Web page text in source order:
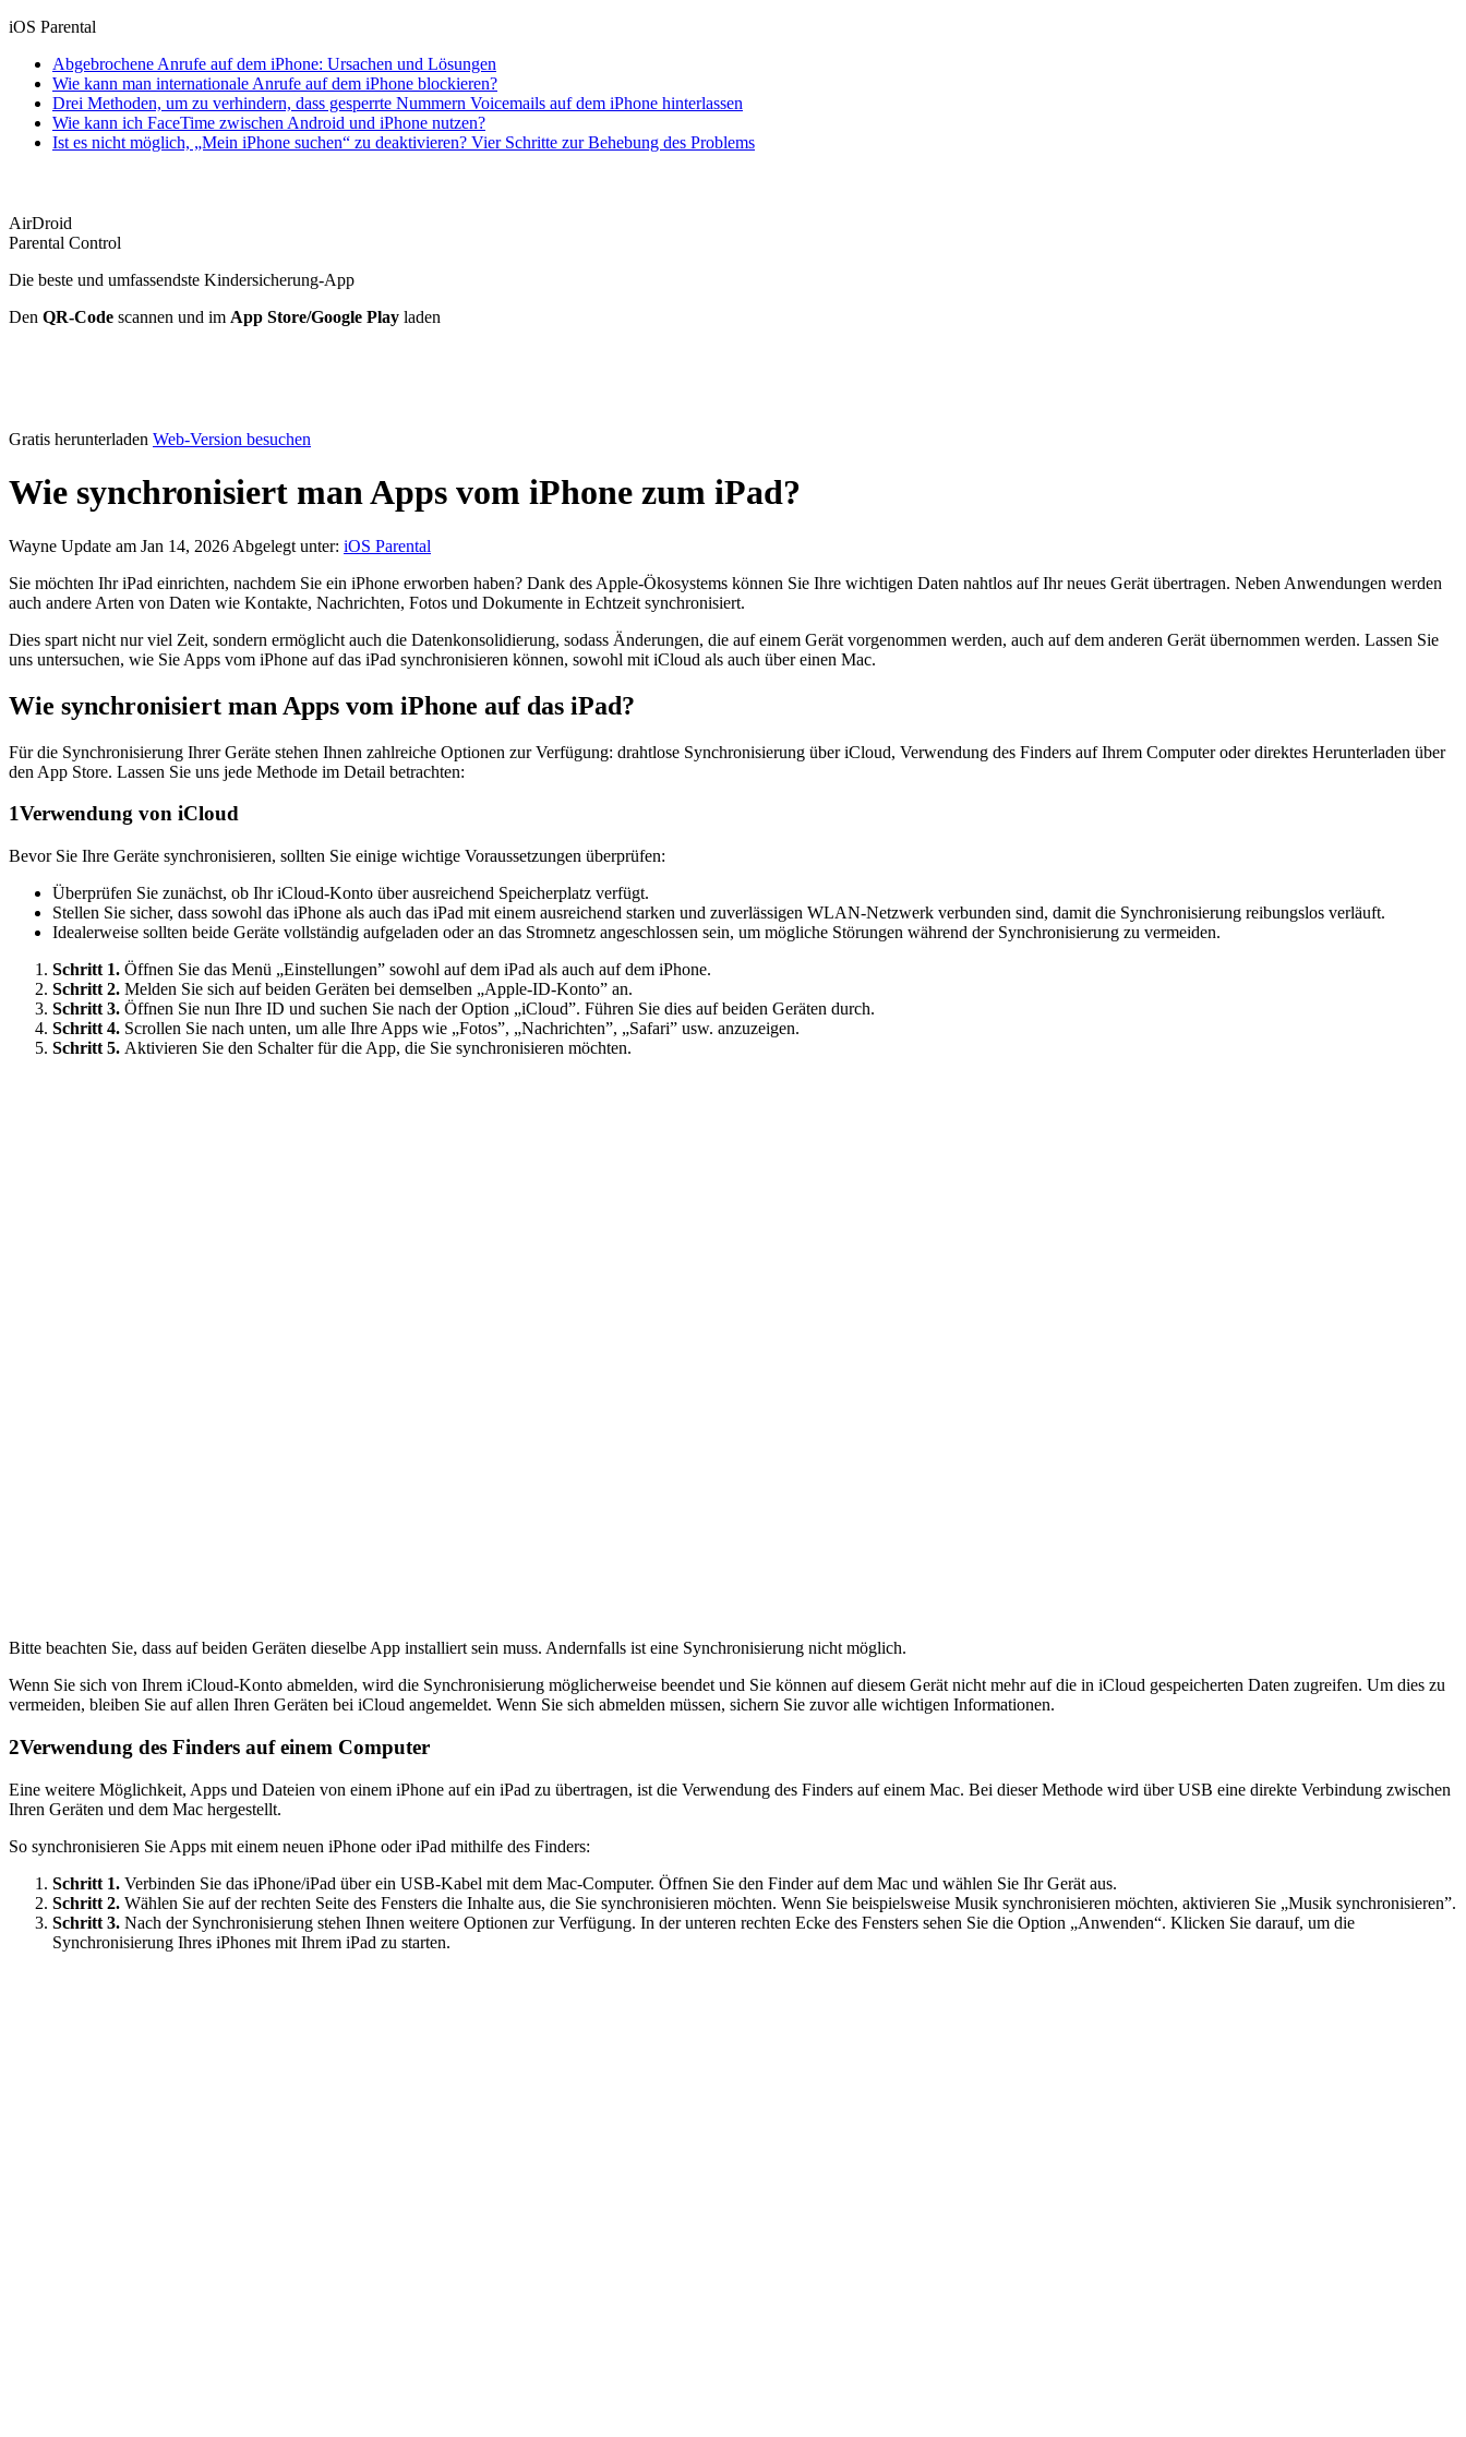
iOS Parental
Abgebrochene Anrufe auf dem iPhone: Ursachen und Lösungen
Wie kann man internationale Anrufe auf dem iPhone blockieren?
Drei Methoden, um zu verhindern, dass gesperrte Nummern Voicemails auf dem iPhone hinterlassen
Wie kann ich FaceTime zwischen Android und iPhone nutzen?
Ist es nicht möglich, „Mein iPhone suchen“ zu deaktivieren? Vier Schritte zur Behebung des Problems
AirDroid
Parental Control
Die beste und umfassendste Kindersicherung-App
Den QR-Code scannen und im App Store/Google Play laden
Gratis herunterladen Web-Version besuchen
Wie synchronisiert man Apps vom iPhone zum iPad?
Wayne Update am Jan 14, 2026 Abgelegt unter: iOS Parental
Sie möchten Ihr iPad einrichten, nachdem Sie ein iPhone erworben haben? Dank des Apple-Ökosystems können Sie Ihre wichtigen Daten nahtlos auf Ihr neues Gerät übertragen. Neben Anwendungen werden
auch andere Arten von Daten wie Kontakte, Nachrichten, Fotos und Dokumente in Echtzeit synchronisiert.
Dies spart nicht nur viel Zeit, sondern ermöglicht auch die Datenkonsolidierung, sodass Änderungen, die auf einem Gerät vorgenommen werden, auch auf dem anderen Gerät übernommen werden. Lassen Sie
uns untersuchen, wie Sie Apps vom iPhone auf das iPad synchronisieren können, sowohl mit iCloud als auch über einen Mac.
Wie synchronisiert man Apps vom iPhone auf das iPad?
Für die Synchronisierung Ihrer Geräte stehen Ihnen zahlreiche Optionen zur Verfügung: drahtlose Synchronisierung über iCloud, Verwendung des Finders auf Ihrem Computer oder direktes Herunterladen über
den App Store. Lassen Sie uns jede Methode im Detail betrachten:
1Verwendung von iCloud
Bevor Sie Ihre Geräte synchronisieren, sollten Sie einige wichtige Voraussetzungen überprüfen:
Überprüfen Sie zunächst, ob Ihr iCloud-Konto über ausreichend Speicherplatz verfügt.
Stellen Sie sicher, dass sowohl das iPhone als auch das iPad mit einem ausreichend starken und zuverlässigen WLAN-Netzwerk verbunden sind, damit die Synchronisierung reibungslos verläuft.
Idealerweise sollten beide Geräte vollständig aufgeladen oder an das Stromnetz angeschlossen sein, um mögliche Störungen während der Synchronisierung zu vermeiden.
Schritt 1. Öffnen Sie das Menü „Einstellungen” sowohl auf dem iPad als auch auf dem iPhone.
Schritt 2. Melden Sie sich auf beiden Geräten bei demselben „Apple-ID-Konto” an.
Schritt 3. Öffnen Sie nun Ihre ID und suchen Sie nach der Option „iCloud”. Führen Sie dies auf beiden Geräten durch.
Schritt 4. Scrollen Sie nach unten, um alle Ihre Apps wie „Fotos”, „Nachrichten”, „Safari” usw. anzuzeigen.
Schritt 5. Aktivieren Sie den Schalter für die App, die Sie synchronisieren möchten.
Bitte beachten Sie, dass auf beiden Geräten dieselbe App installiert sein muss. Andernfalls ist eine Synchronisierung nicht möglich.
Wenn Sie sich von Ihrem iCloud-Konto abmelden, wird die Synchronisierung möglicherweise beendet und Sie können auf diesem Gerät nicht mehr auf die in iCloud gespeicherten Daten zugreifen. Um dies zu
vermeiden, bleiben Sie auf allen Ihren Geräten bei iCloud angemeldet. Wenn Sie sich abmelden müssen, sichern Sie zuvor alle wichtigen Informationen.
2Verwendung des Finders auf einem Computer
Eine weitere Möglichkeit, Apps und Dateien von einem iPhone auf ein iPad zu übertragen, ist die Verwendung des Finders auf einem Mac. Bei dieser Methode wird über USB eine direkte Verbindung zwischen
Ihren Geräten und dem Mac hergestellt.
So synchronisieren Sie Apps mit einem neuen iPhone oder iPad mithilfe des Finders:
Schritt 1. Verbinden Sie das iPhone/iPad über ein USB-Kabel mit dem Mac-Computer. Öffnen Sie den Finder auf dem Mac und wählen Sie Ihr Gerät aus.
Schritt 2. Wählen Sie auf der rechten Seite des Fensters die Inhalte aus, die Sie synchronisieren möchten. Wenn Sie beispielsweise Musik synchronisieren möchten, aktivieren Sie „Musik synchronisieren”.
Schritt 3. Nach der Synchronisierung stehen Ihnen weitere Optionen zur Verfügung. In der unteren rechten Ecke des Fensters sehen Sie die Option „Anwenden“. Klicken Sie darauf, um die
Synchronisierung Ihres iPhones mit Ihrem iPad zu starten.